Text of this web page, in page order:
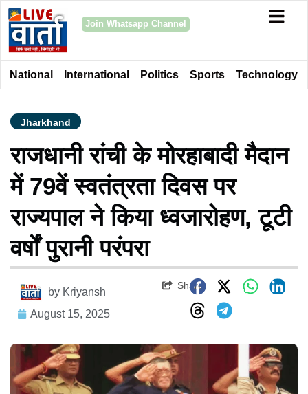
Join Whatsapp Channel
National International Politics Sports Technology
Jharkhand
राजधानी रांची के मोरहाबादी मैदान
में 79वें स्वतंत्रता दिवस पर
राज्यपाल ने किया ध्वजारोहण, टूटी
वर्षों पुरानी परंपरा
by Kriyansh
August 15, 2025
Share